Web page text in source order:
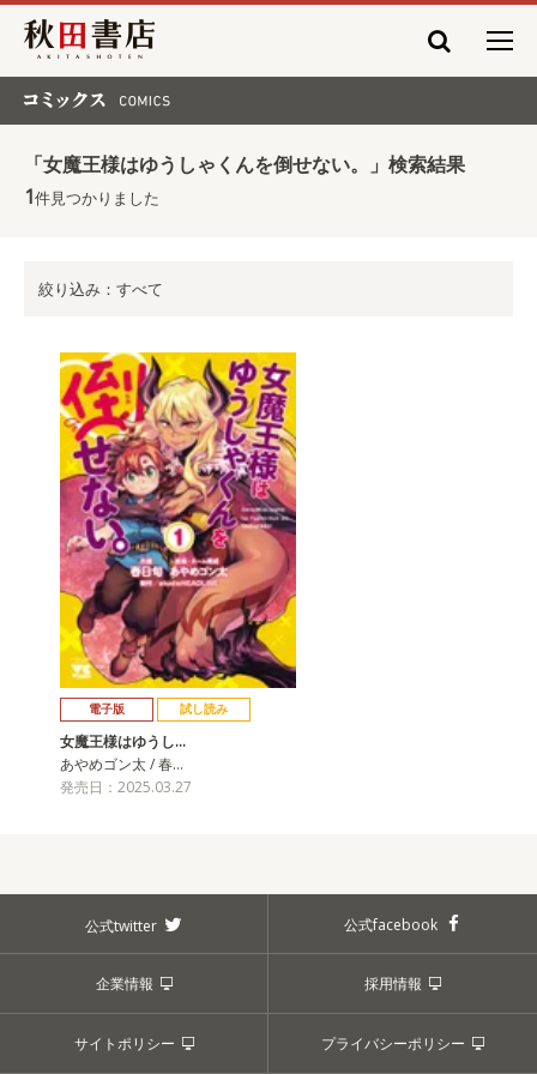
秋田書店
「女魔王様はゆうしゃくんを倒せない。」検索結果
1件見つかりました
絞り込み：すべて
電子版 試し読み
女魔王様はゆうし…
あやめゴン太 / 春…
発売日：2025.03.27
公式twitter 公式facebook
企業情報 採用情報
サイトポリシー プライバシーポリシー